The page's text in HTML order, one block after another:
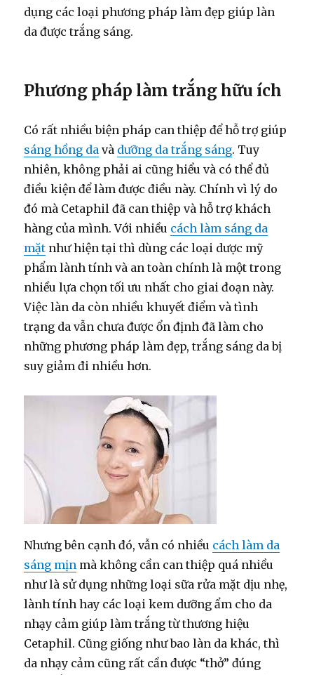
dụng các loại phương pháp làm đẹp giúp làn
da được trắng sáng.
Phương pháp làm trắng hữu ích
Có rất nhiều biện pháp can thiệp để hỗ trợ giúp
sáng hồng da và dưỡng da trắng sáng. Tuy
nhiên, không phải ai cũng hiểu và có thể đủ
điều kiện để làm được điều này. Chính vì lý do
đó mà Cetaphil đã can thiệp và hỗ trợ khách
hàng của mình. Với nhiều cách làm sáng da
mặt như hiện tại thì dùng các loại dược mỹ
phẩm lành tính và an toàn chính là một trong
nhiều lựa chọn tối ưu nhất cho giai đoạn này.
Việc làn da còn nhiều khuyết điểm và tình
trạng da vẫn chưa được ổn định đã làm cho
những phương pháp làm đẹp, trắng sáng da bị
suy giảm đi nhiều hơn.
Nhưng bên cạnh đó, vẫn có nhiều cách làm da
sáng mịn mà không cần can thiệp quá nhiều
như là sử dụng những loại sữa rửa mặt dịu nhẹ,
lành tính hay các loại kem dưỡng ẩm cho da
nhạy cảm giúp làm trắng từ thương hiệu
Cetaphil. Cũng giống như bao làn da khác, thì
da nhạy cảm cũng rất cần được “thở” đúng